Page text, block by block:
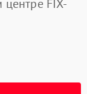
FIX-